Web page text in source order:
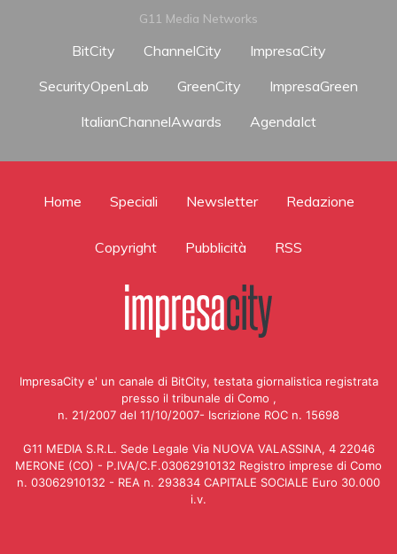
G11 Media Networks
BitCity ChannelCity
ImpresaCity
SecurityOpenLab
GreenCity
ImpresaGreen
ItalianChannelAwards
AgendaIct
Home Speciali Newsletter Redazione
Copyright Pubblicità RSS
ImpresaCity e' un canale di BitCity, testata giornalistica registrata
presso il tribunale di Como ,
n. 21/2007 del 11/10/2007- Iscrizione ROC n. 15698
G11 MEDIA S.R.L. Sede Legale Via NUOVA VALASSINA, 4 22046
MERONE (CO) - P.IVA/C.F.03062910132 Registro imprese di Como
n. 03062910132 - REA n. 293834 CAPITALE SOCIALE Euro 30.000
i.v.